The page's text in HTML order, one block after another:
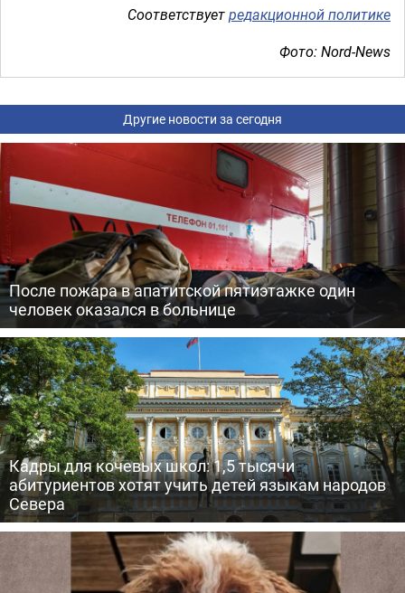
Соответствуетредакционной политике
Фото: Nord-News
Другие новости за сегодня
После пожара в апатитской пятиэтажке один
человек оказался в больнице
Кадры для кочевых школ: 1,5 тысячи
абитуриентов хотят учить детей языкам народов
Севера